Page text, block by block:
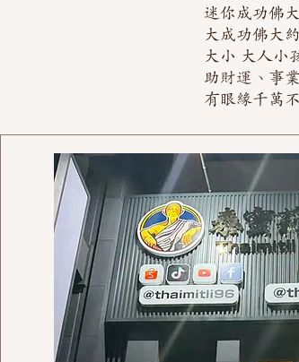
迷你成功佛
大成功佛大
大小 大人小
助財運、事
有眼緣千萬